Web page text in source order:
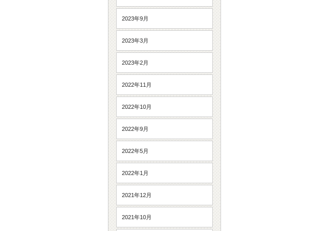
2023年9月
2023年3月
2023年2月
2022年11月
2022年10月
2022年9月
2022年5月
2022年1月
2021年12月
2021年10月